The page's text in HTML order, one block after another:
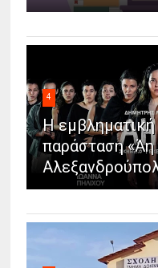
4
Η
παράσταση